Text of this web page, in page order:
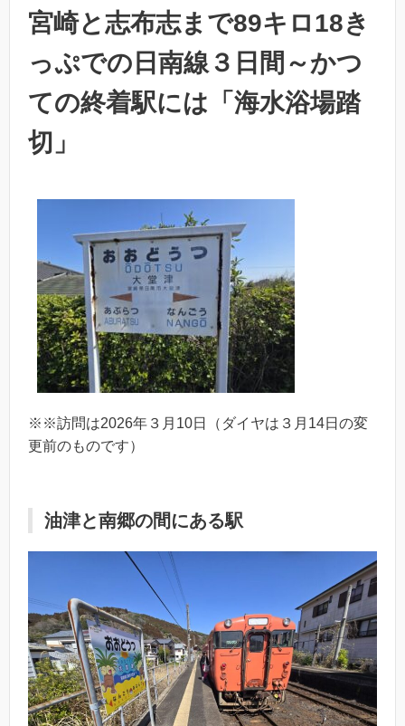
宮崎と志布志まで89キロ18き
っぷでの日南線３日間～かつ
ての終着駅には「海水浴場踏
切」
※※訪問は2026年３月10日（ダイヤは３月14日の変
更前のものです）
油津と南郷の間にある駅